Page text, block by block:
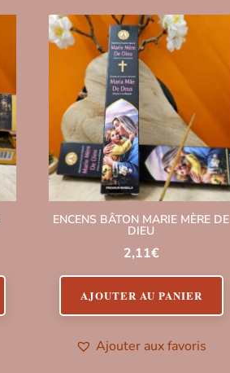
ENCENS BÂTON MARIE MÈRE DE
DIEU
2,11€
AJOUTER AU PANIER
Ajouter aux favoris